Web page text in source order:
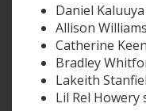
Daniel
Allison
Catherine
Bradley
Lakeith
Lil Rel Howery